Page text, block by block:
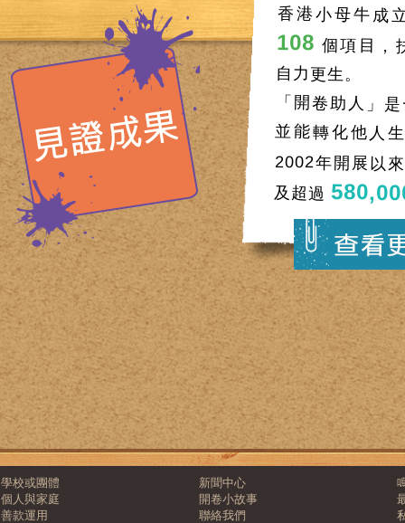
香港小母牛成
108 個項目，
自力更生。
「開卷助人」
並能轉化他人
2002年開展以
及超過
學校或團體
個人與家庭
善款運用
新聞中心
開卷小故事
聯絡我們